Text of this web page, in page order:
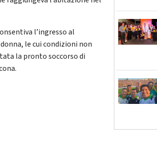
l’ingresso al
le cui condizioni non
la pronto soccorso di